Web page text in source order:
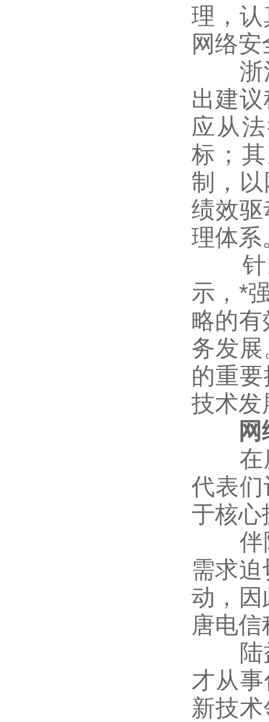
理，
网络安
浙江
出建
应从
标；
制，
绩效
理体系
针对
示，*
略的有
务发
的重
技术发
网络
在座
代表
于核心
伴随
需求
动，因
唐电
陆益
才从
新技